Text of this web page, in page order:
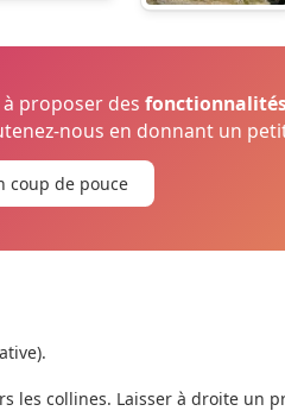
proposer des
nous en donnant un
coup de pouce
les collines. Laisser à droite un